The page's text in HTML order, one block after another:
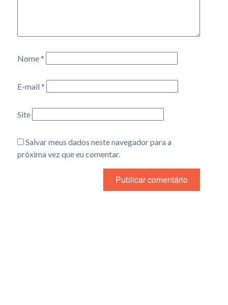
Nome*
E-mail *
Site
Salvar meus dados neste navegador para a
próxima vez que eu comentar.